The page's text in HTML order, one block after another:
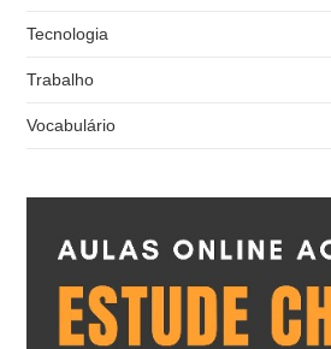
Tecnologia
Trabalho
Vocabulário